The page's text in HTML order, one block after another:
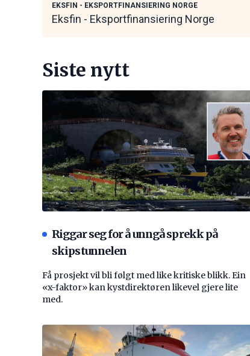
EKSFIN - EKSPORTFINANSIERING NORGE
Eksfin - Eksportfinansiering Norge
Siste nytt
Riggar seg for å unngå sprekk på
skipstunnelen
Få prosjekt vil bli følgt med like kritiske blikk. Ein
«x-faktor» kan kystdirektøren likevel gjere lite
med.